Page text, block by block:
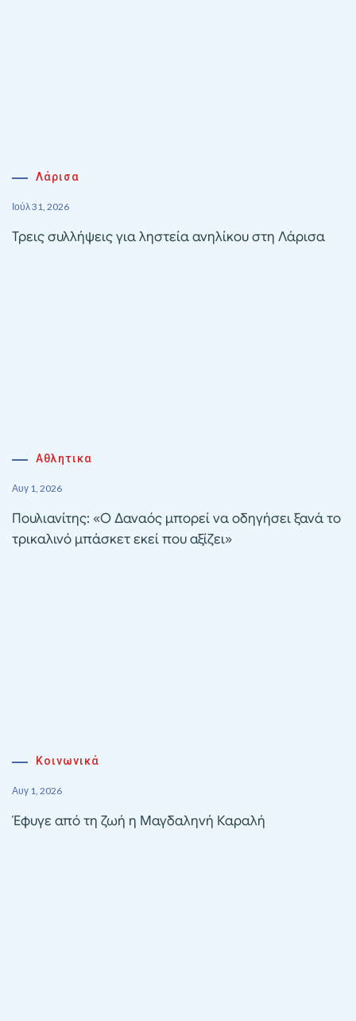
Λάρισα
Ιούλ 31, 2026
Τρεις συλλήψεις για ληστεία ανηλίκου στη Λάρισα
Αθλητικα
Αυγ 1, 2026
Πουλιανίτης: «Ο Δαναός μπορεί να οδηγήσει ξανά το
τρικαλινό μπάσκετ εκεί που αξίζει»
Κοινωνικά
Αυγ 1, 2026
Έφυγε από τη ζωή η Μαγδαληνή Καραλή